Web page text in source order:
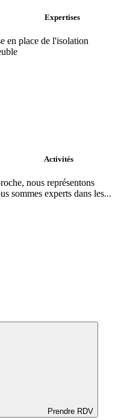
Expertises
en place de l'isolation
Activités
nous représentons
sommes experts dans les...
Prendre RDV